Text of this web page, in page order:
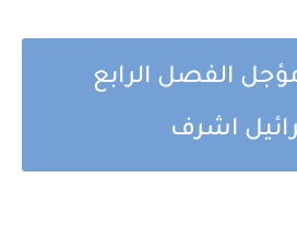
الفصل الرابع
اشرف